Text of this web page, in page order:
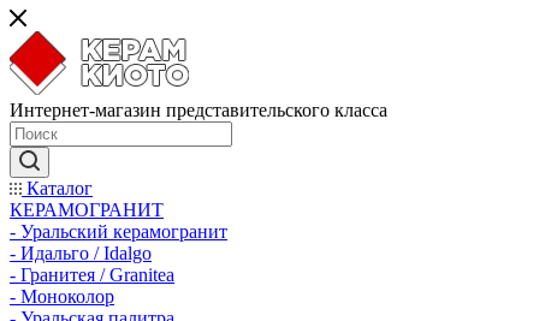
Интернет-магазин представительского класса
Каталог
КЕРАМОГРАНИТ
- Уральский керамогранит
- Идальго / Idalgo
- Гранитея / Granitea
- Моноколор